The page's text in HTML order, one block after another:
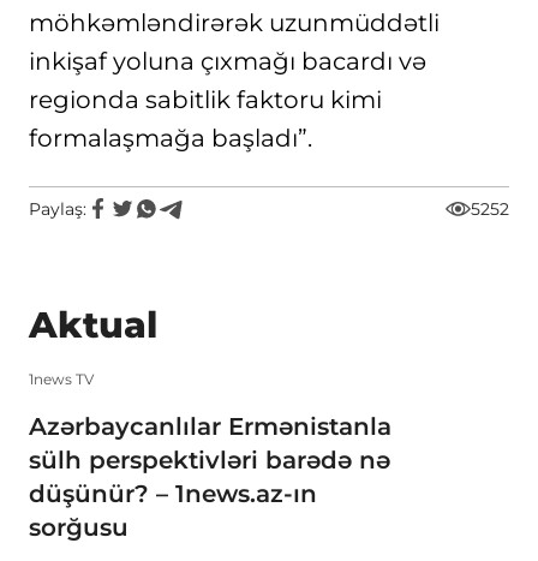
möhkəmləndirərək uzunmüddətli
inkişaf yoluna çıxmağı bacardı və
regionda sabitlik faktoru kimi
formalaşmağa başladı”.
Paylaş: 5252
Aktual
1news TV
Azərbaycanlılar Ermənistanla
sülh perspektivləri barədə nə
düşünür? – 1news.az-ın
sorğusu